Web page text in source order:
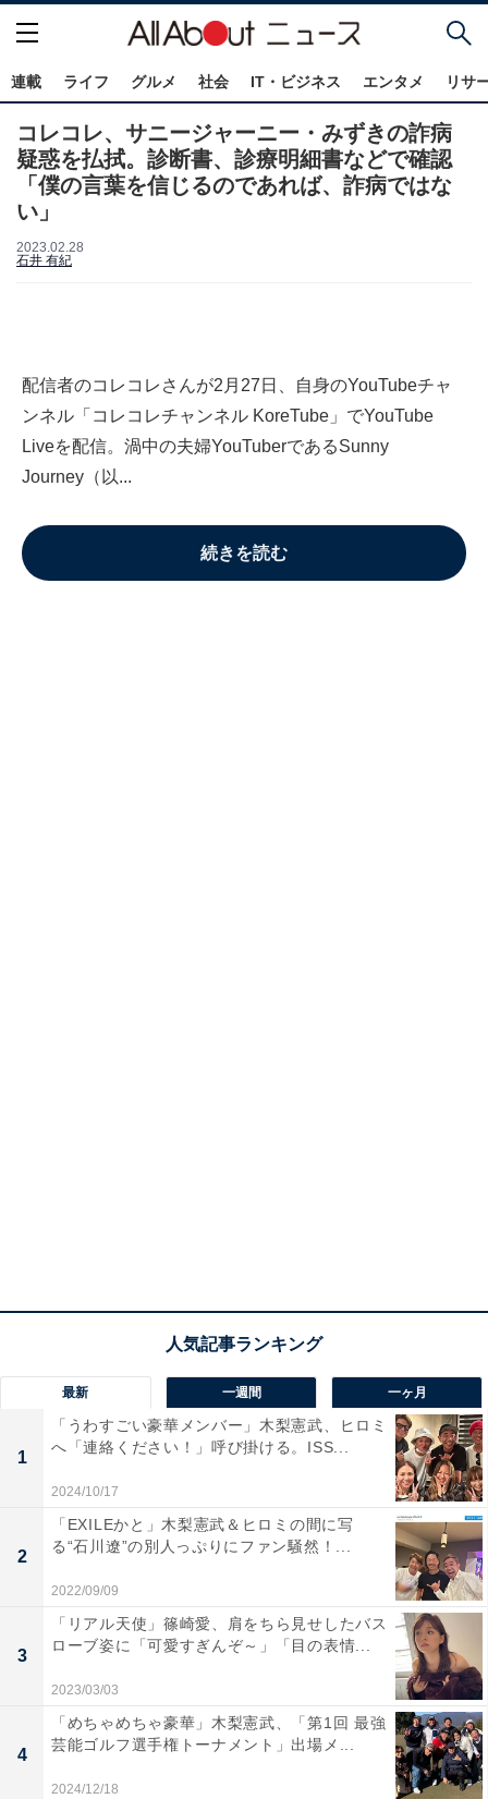
連載 ライフ グルメ 社会 IT・ビジネス エンタメ リサ
コレコレ、サニージャーニー・みずきの詐病
疑惑を払拭。診断書、診療明細書などで確認
「僕の言葉を信じるのであれば、詐病ではな
い」
2023.02.28
石井 有紀
配信者のコレコレさんが2月27日、自身のYouTubeチャ
ンネル「コレコレチャンネル KoreTube」でYouTube
Liveを配信。渦中の夫婦YouTuberであるSunny
Journey（以...
続きを読む
最新 一週間 一ヶ月
1
「うわすごい豪華メンバー」木梨憲武、ヒロミ
へ「連絡ください！」呼び掛ける。ISS...
2024/10/17
2
「EXILEかと」木梨憲武＆ヒロミの間に写
る“石川遼”の別人っぷりにファン騒然！...
2022/09/09
3
「リアル天使」篠崎愛、肩をちら見せしたバス
ローブ姿に「可愛すぎんぞ～」「目の表情...
2023/03/03
4
「めちゃめちゃ豪華」木梨憲武、「第1回 最強
芸能ゴルフ選手権トーナメント」出場メ...
2024/12/18